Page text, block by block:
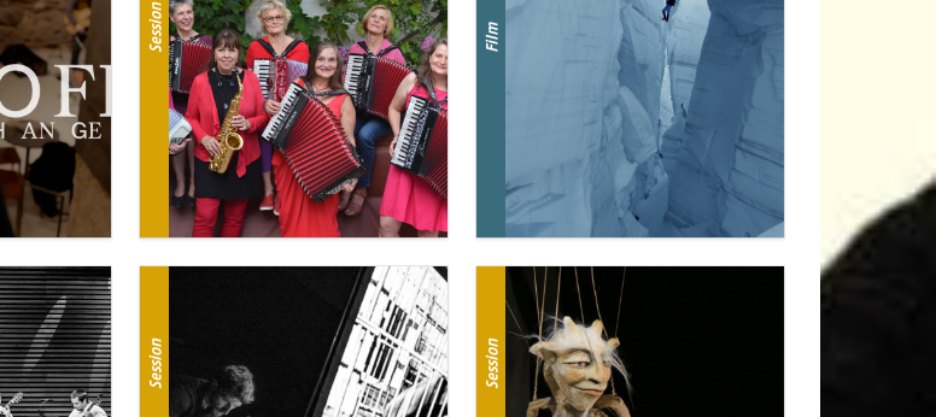
Session Film
Session Session